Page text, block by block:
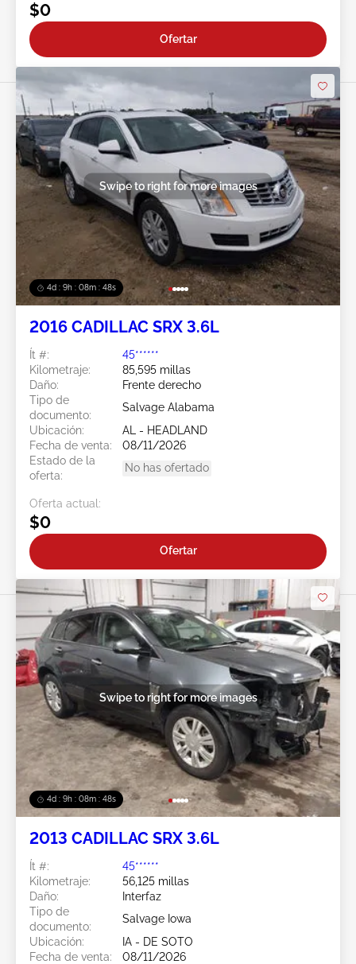
$0
Ofertar
4d : 9h : 08m : 45s
Swipe to right for more images
2016 CADILLAC SRX 3.6L
Ít #:
45******
Kilometraje:
85,595 millas
Daño:
Frente derecho
Tipo de
documento:
Salvage Alabama
Ubicación:
AL - HEADLAND
Fecha de venta:
08/11/2026
Estado de la
oferta:
No has ofertado
Oferta actual:
$0
Ofertar
4d : 9h : 08m : 45s
Swipe to right for more images
2013 CADILLAC SRX 3.6L
Ít #:
45******
Kilometraje:
56,125 millas
Daño:
Interfaz
Tipo de
documento:
Salvage Iowa
Ubicación:
IA - DE SOTO
Fecha de venta:
08/11/2026